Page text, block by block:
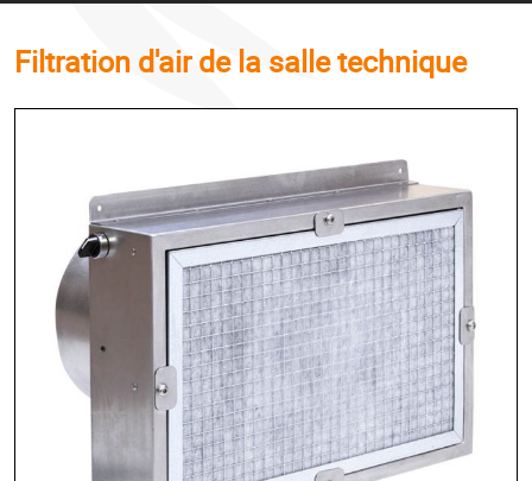
Filtration d'air de la salle technique